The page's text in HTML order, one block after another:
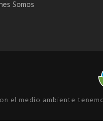
Somos
el medio ambiente